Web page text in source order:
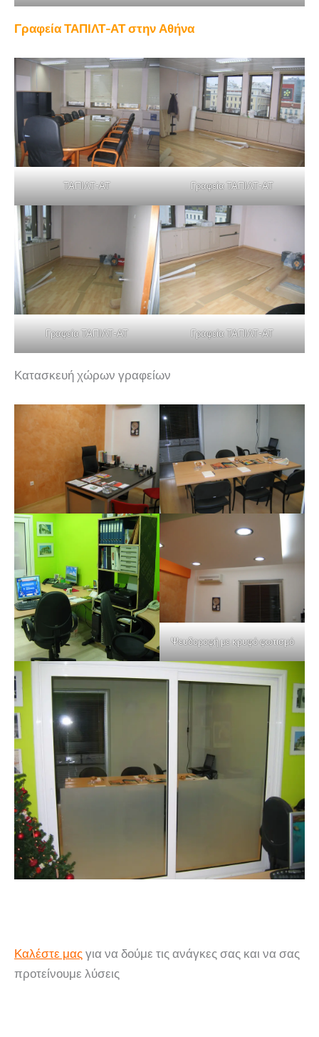
Γραφεία ΤΑΠΙΛΤ-ΑΤ στην Αθήνα
ΤΑΠΙΛΤ-ΑΤ Γραφεία ΤΑΠΙΛΤ-ΑΤ
Γραφεία ΤΑΠΙΛΤ-ΑΤ Γραφεία ΤΑΠΙΛΤ-ΑΤ
Κατασκευή χώρων γραφείων
Ψευδοροφή με κρυφό φωτισμό
Καλέστε μας για να δούμε τις ανάγκες σας και να σας
προτείνουμε λύσεις